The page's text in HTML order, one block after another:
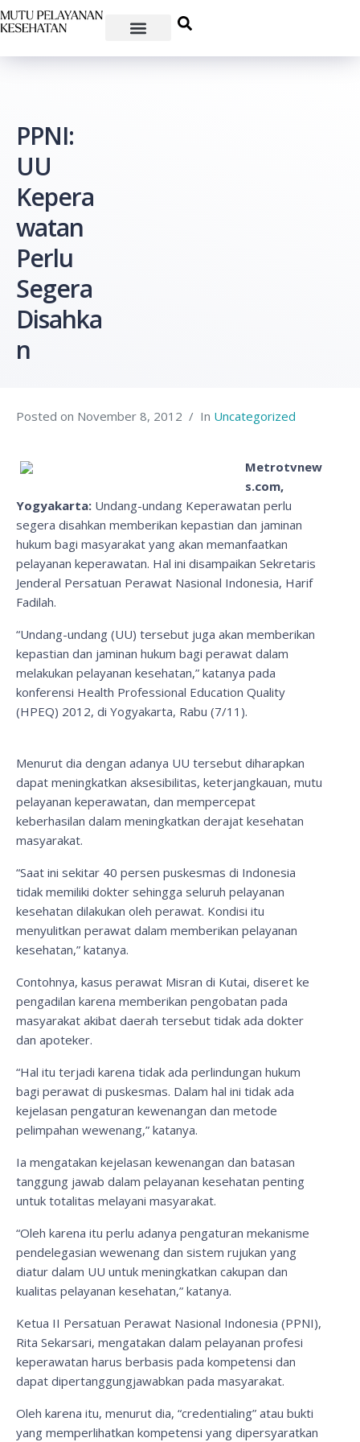
PPNI:
UU
Kepera
watan
Perlu
Segera
Disahka
n
Posted on November 8, 2012 In Uncategorized
Metrotvnew
s.com,
Yogyakarta: Undang-undang Keperawatan perlu
segera disahkan memberikan kepastian dan jaminan
hukum bagi masyarakat yang akan memanfaatkan
pelayanan keperawatan. Hal ini disampaikan Sekretaris
Jenderal Persatuan Perawat Nasional Indonesia, Harif
Fadilah.
“Undang-undang (UU) tersebut juga akan memberikan
kepastian dan jaminan hukum bagi perawat dalam
melakukan pelayanan kesehatan,” katanya pada
konferensi Health Professional Education Quality
(HPEQ) 2012, di Yogyakarta, Rabu (7/11).
Menurut dia dengan adanya UU tersebut diharapkan
dapat meningkatkan aksesibilitas, keterjangkauan, mutu
pelayanan keperawatan, dan mempercepat
keberhasilan dalam meningkatkan derajat kesehatan
masyarakat.
“Saat ini sekitar 40 persen puskesmas di Indonesia
tidak memiliki dokter sehingga seluruh pelayanan
kesehatan dilakukan oleh perawat. Kondisi itu
menyulitkan perawat dalam memberikan pelayanan
kesehatan,” katanya.
Contohnya, kasus perawat Misran di Kutai, diseret ke
pengadilan karena memberikan pengobatan pada
masyarakat akibat daerah tersebut tidak ada dokter
dan apoteker.
“Hal itu terjadi karena tidak ada perlindungan hukum
bagi perawat di puskesmas. Dalam hal ini tidak ada
kejelasan pengaturan kewenangan dan metode
pelimpahan wewenang,” katanya.
Ia mengatakan kejelasan kewenangan dan batasan
tanggung jawab dalam pelayanan kesehatan penting
untuk totalitas melayani masyarakat.
“Oleh karena itu perlu adanya pengaturan mekanisme
pendelegasian wewenang dan sistem rujukan yang
diatur dalam UU untuk meningkatkan cakupan dan
kualitas pelayanan kesehatan,” katanya.
Ketua II Persatuan Perawat Nasional Indonesia (PPNI),
Rita Sekarsari, mengatakan dalam pelayanan profesi
keperawatan harus berbasis pada kompetensi dan
dapat dipertanggungjawabkan pada masyarakat.
Oleh karena itu, menurut dia, “credentialing” atau bukti
yang memperlihatkan kompetensi yang dipersyaratkan